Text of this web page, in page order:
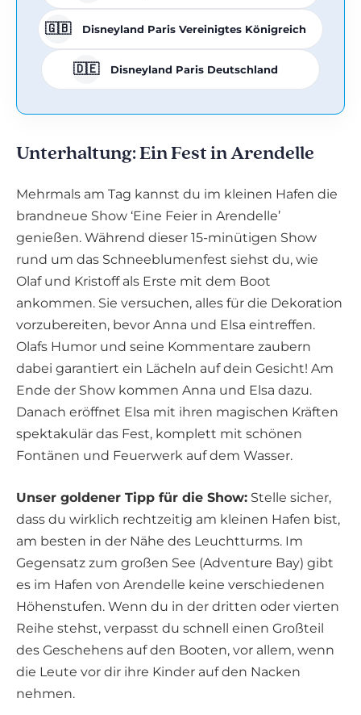
🇬🇧 Disneyland Paris Vereinigtes Königreich
🇩🇪 Disneyland Paris Deutschland
Unterhaltung: Ein Fest in Arendelle
Mehrmals am Tag kannst du im kleinen Hafen die
brandneue Show ‘Eine Feier in Arendelle’
genießen. Während dieser 15-minütigen Show
rund um das Schneeblumenfest siehst du, wie
Olaf und Kristoff als Erste mit dem Boot
ankommen. Sie versuchen, alles für die Dekoration
vorzubereiten, bevor Anna und Elsa eintreffen.
Olafs Humor und seine Kommentare zaubern
dabei garantiert ein Lächeln auf dein Gesicht! Am
Ende der Show kommen Anna und Elsa dazu.
Danach eröffnet Elsa mit ihren magischen Kräften
spektakulär das Fest, komplett mit schönen
Fontänen und Feuerwerk auf dem Wasser.
Unser goldener Tipp für die Show: Stelle sicher,
dass du wirklich rechtzeitig am kleinen Hafen bist,
am besten in der Nähe des Leuchtturms. Im
Gegensatz zum großen See (Adventure Bay) gibt
es im Hafen von Arendelle keine verschiedenen
Höhenstufen. Wenn du in der dritten oder vierten
Reihe stehst, verpasst du schnell einen Großteil
des Geschehens auf den Booten, vor allem, wenn
die Leute vor dir ihre Kinder auf den Nacken
nehmen.